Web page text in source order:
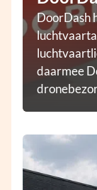
DoorDash
daarmee